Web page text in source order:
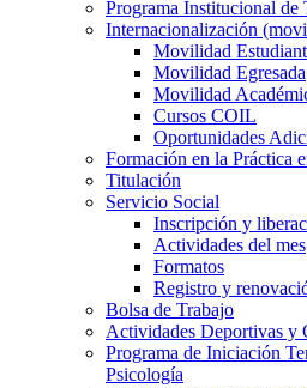
Programa Institucional de
Internacionalización
Movilidad
Movilidad Egresada
Movilidad
Cursos COIL
Oportunidades
Formación en la Práctica
Titulación
Servicio Social
Inscripción y
Actividades del mes
Formatos
Registro y
Bolsa de Trabajo
Actividades Deportivas y
Programa de Iniciación
Psicología